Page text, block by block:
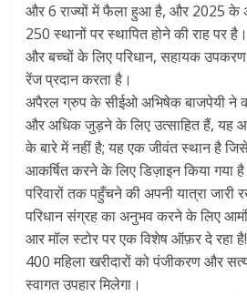
और 6 राज्यों में फैला हुआ है, और 2025 के
250 स्थानों पर स्थापित होने की राह पर
और बच्चों के लिए परिधान, सहायक
रेंज प्रदान करता है।
अपैरल ग्रुप के सीईओ अभिषेक बाजपेयी ने
और अधिक जुड़ने के लिए उत्साहित हैं, यह
के बारे में नहीं है; यह एक जीवंत स्थान है
आकर्षित करने के लिए डिज़ाइन किया गया
परिवारों तक पहुँचने की अपनी यात्रा जारी
परिधान संग्रह का अनुभव करने के लिए
आर मॉल स्टोर पर एक विशेष ऑफ़र दे रहा
400 महिला खरीदारों को पंजीकरण और
स्वागत उपहार मिलेगा।